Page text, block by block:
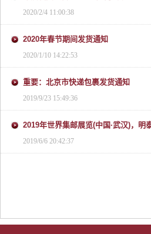
2020/2/4 11:00:38
2020年春节期间发货通知
2020/1/10 14:22:53
重要：北京市快递包裹发货通知
2019/9/23 15:49:36
2019年世界集邮展览(中国·武汉)，明
2019/6/6 20:42:37